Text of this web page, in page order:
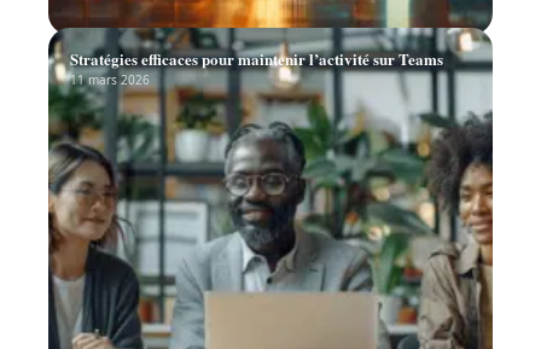
Stratégies efficaces pour maintenir l’activité sur Teams
11 mars 2026